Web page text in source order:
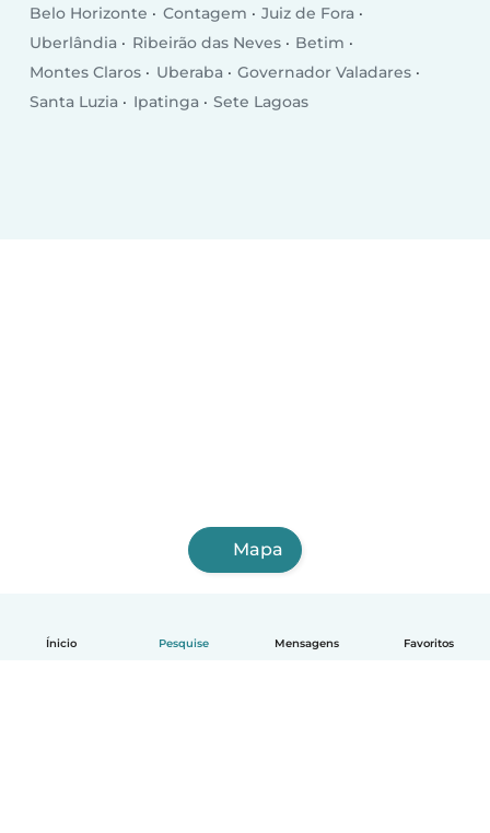
Ínicio Pesquise Mensagens Favoritos
Belo Horizonte Contagem
Juiz de Fora
Uberlândia
Ribeirão das Neves
Betim
Montes Claros
Uberaba
Governador Valadares
Santa Luzia
Ipatinga Sete Lagoas
Mapa